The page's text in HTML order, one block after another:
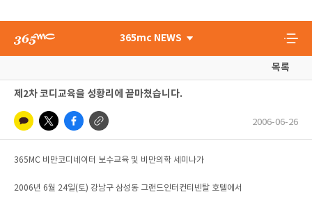
365mc NEWS
목록
제2차 코디교육을 성황리에 끝마쳤습니다.
2006-06-26
365MC 비만코디네이터 보수교육 및 비만의학 세미나가
2006년 6월 24일(토) 강남구 삼성동 그랜드인터컨티넨탈 호텔에서